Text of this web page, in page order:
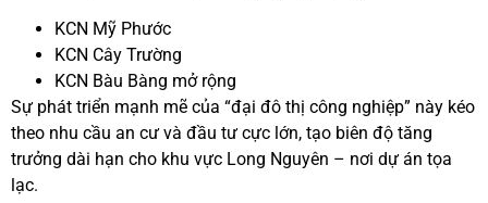
KCN Mỹ Phước
KCN Cây Trường
KCN Bàu Bàng mở rộng
Sự phát triển mạnh mẽ của “đại đô thị công nghiệp” này kéo
theo nhu cầu an cư và đầu tư cực lớn, tạo biên độ tăng
trưởng dài hạn cho khu vực Long Nguyên – nơi dự án tọa
lạc.